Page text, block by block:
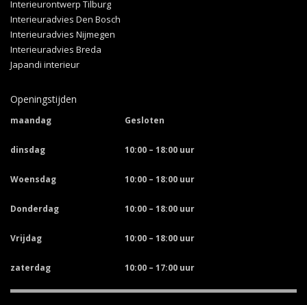
Interieurontwerp Tilburg
Interieuradvies Den Bosch
Interieuradvies Nijmegen
Interieuradvies Breda
Japandi interieur
Openingstijden
maandag Gesloten
dinsdag 10:00 – 18:00 uur
Woensdag 10:00 – 18:00 uur
Donderdag 10:00 – 18:00 uur
Vrijdag 10:00 – 18:00 uur
zaterdag 10:00 – 17:00 uur